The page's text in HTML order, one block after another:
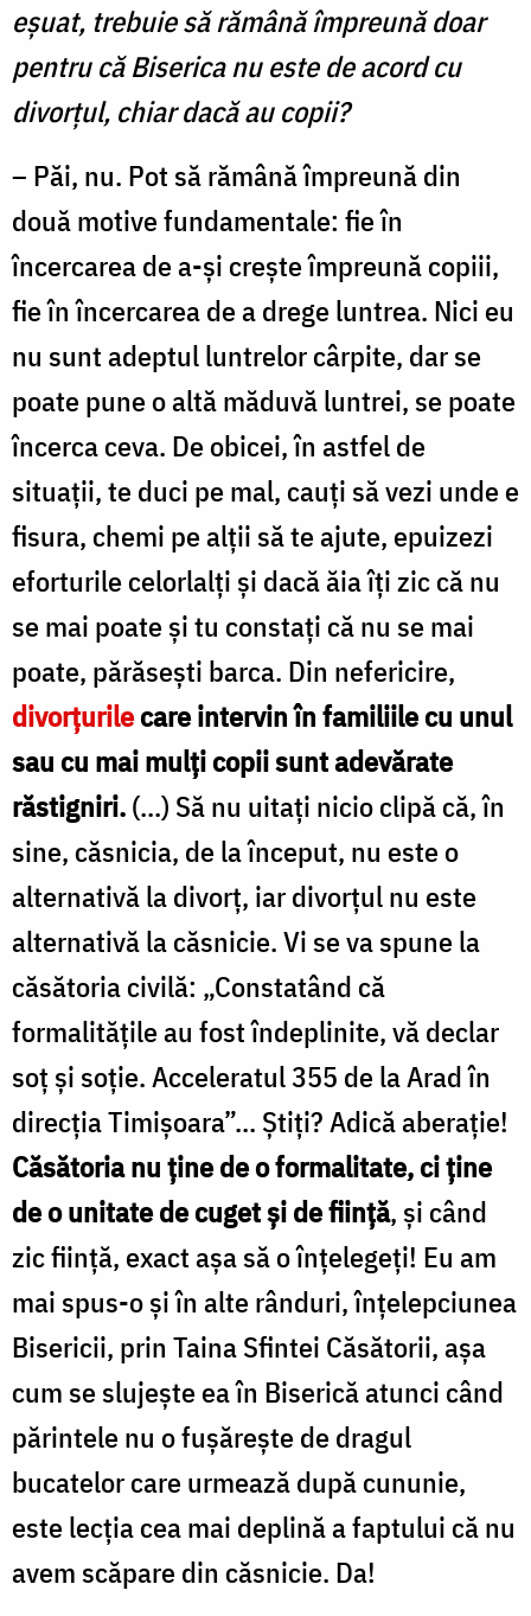
eşuat, trebuie să rămână împreună doar
pentru că Biserica nu este de acord cu
divorţul, chiar dacă au copii?
– Păi, nu. Pot să rămână împreună din
două motive fundamentale: fie în
încercarea de a-şi creşte împreună copiii,
fie în încercarea de a drege luntrea. Nici eu
nu sunt adeptul luntrelor cârpite, dar se
poate pune o altă măduvă luntrei, se poate
încerca ceva. De obicei, în astfel de
situaţii, te duci pe mal, cauţi să vezi unde e
fisura, chemi pe alţii să te ajute, epuizezi
eforturile celorlalţi şi dacă ăia îţi zic că nu
se mai poate şi tu constaţi că nu se mai
poate, părăseşti barca. Din nefericire,
divorţurilecare intervin în familiile cu unul
sau cu mai mulţi copii sunt adevărate
răstigniri.(...) Să nu uitaţi nicio clipă că, în
sine, căsnicia, de la început, nu este o
alternativă la divorţ, iar divorţul nu este
alternativă la căsnicie. Vi se va spune la
căsătoria civilă: „Constatând că
formalităţile au fost îndeplinite, vă declar
soţ şi soţie. Acceleratul 355 de la Arad în
direcţia Timişoara”... Ştiţi? Adică aberaţie!
Căsătoria nu ține de o formalitate, ci ține
de o unitate de cuget şi de fiinţă, şi când
zic fiinţă, exact aşa să o înţelegeţi! Eu am
mai spus-o şi în alte rânduri, înţelepciunea
Bisericii, prin Taina Sfintei Căsătorii, aşa
cum se slujeşte ea în Biserică atunci când
părintele nu o fuşăreşte de dragul
bucatelor care urmează după cununie,
este lecţia cea mai deplină a faptului că nu
avem scăpare din căsnicie. Da!